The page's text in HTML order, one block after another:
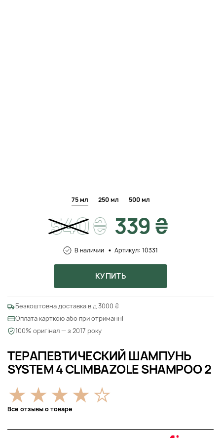
ТЕРАПЕВТИЧЕСКИЙ ШАМПУНЬ
SYSTEM 4 CLIMBAZOLE SHAMPOO 2
Все отзывы о товаре
75 мл 250 мл 500 мл
540₴ 339 ₴
В наличии Артикул: 10331
КУПИТЬ
Безкоштовна доставка від 3000 ₴
Оплата карткою або при отриманні
100% оригінал — з 2017 року